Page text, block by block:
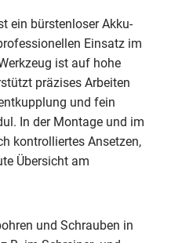
ein bürstenloser Akku-
Einsatz im
ist auf hohe
präzises Arbeiten
und fein
In der Montage und im
kontrolliertes Ansetzen,
Übersicht am
und Schrauben in